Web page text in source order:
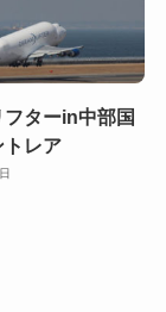
フターin中部国
トレア